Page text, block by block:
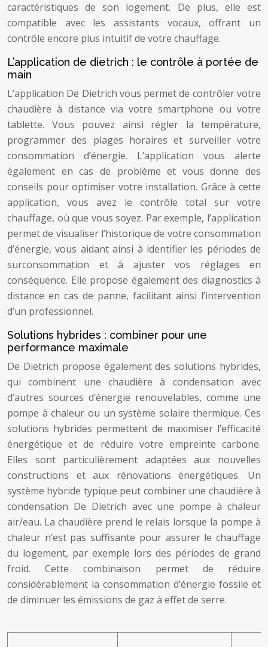
caractéristiques de son logement. De plus, elle est
compatible avec les assistants vocaux, offrant un
contrôle encore plus intuitif de votre chauffage.
L’application de dietrich : le contrôle à portée de
main
L’application De Dietrich vous permet de contrôler votre
chaudière à distance via votre smartphone ou votre
tablette. Vous pouvez ainsi régler la température,
programmer des plages horaires et surveiller votre
consommation d’énergie. L’application vous alerte
également en cas de problème et vous donne des
conseils pour optimiser votre installation. Grâce à cette
application, vous avez le contrôle total sur votre
chauffage, où que vous soyez. Par exemple, l’application
permet de visualiser l’historique de votre consommation
d’énergie, vous aidant ainsi à identifier les périodes de
surconsommation et à ajuster vos réglages en
conséquence. Elle propose également des diagnostics à
distance en cas de panne, facilitant ainsi l’intervention
d’un professionnel.
Solutions hybrides : combiner pour une
performance maximale
De Dietrich propose également des solutions hybrides,
qui combinent une chaudière à condensation avec
d’autres sources d’énergie renouvelables, comme une
pompe à chaleur ou un système solaire thermique. Ces
solutions hybrides permettent de maximiser l’efficacité
énergétique et de réduire votre empreinte carbone.
Elles sont particulièrement adaptées aux nouvelles
constructions et aux rénovations énergétiques. Un
système hybride typique peut combiner une chaudière à
condensation De Dietrich avec une pompe à chaleur
air/eau. La chaudière prend le relais lorsque la pompe à
chaleur n’est pas suffisante pour assurer le chauffage
du logement, par exemple lors des périodes de grand
froid. Cette combinaison permet de réduire
considérablement la consommation d’énergie fossile et
de diminuer les émissions de gaz à effet de serre.